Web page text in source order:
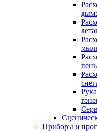
Приборы и